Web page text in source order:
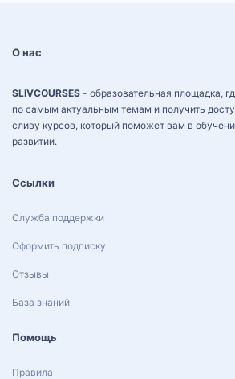
О нас
SLIVCOURSES - образовательная площадка,
по самым актуальным темам и получить
сливу курсов, который поможет вам в
развитии.
Ссылки
Служба поддержки
Оформить подписку
Отзывы
База знаний
Помощь
Правила